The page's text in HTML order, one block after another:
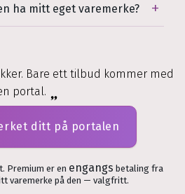
ha mitt eget varemerke?
Bare ett tilbud kommer med
portal.
ditt på portalen
Premium er en engangs betaling fra
varemerke på den — valgfritt.